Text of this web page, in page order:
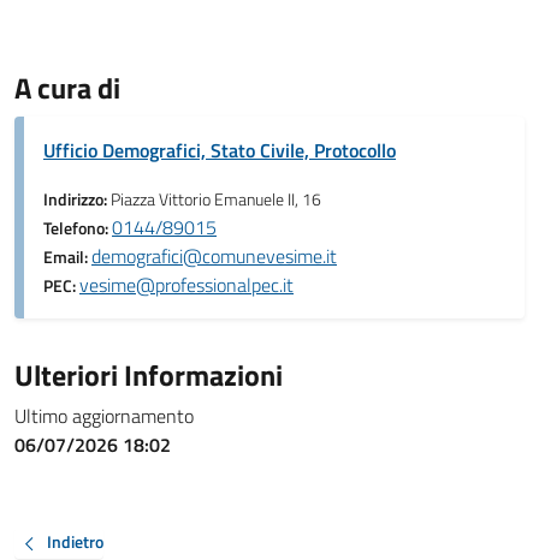
A cura di
Ufficio Demografici, Stato Civile, Protocollo
Indirizzo:Piazza Vittorio Emanuele II, 16
Telefono:0144/89015
Email:demografici@comunevesime.it
PEC:vesime@professionalpec.it
Ulteriori Informazioni
Ultimo aggiornamento
06/07/2026 18:02
Indietro